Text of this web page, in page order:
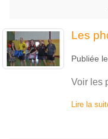
Les
Publiée le
Voir les
Lire la